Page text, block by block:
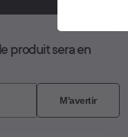
produit sera en
M'avertir